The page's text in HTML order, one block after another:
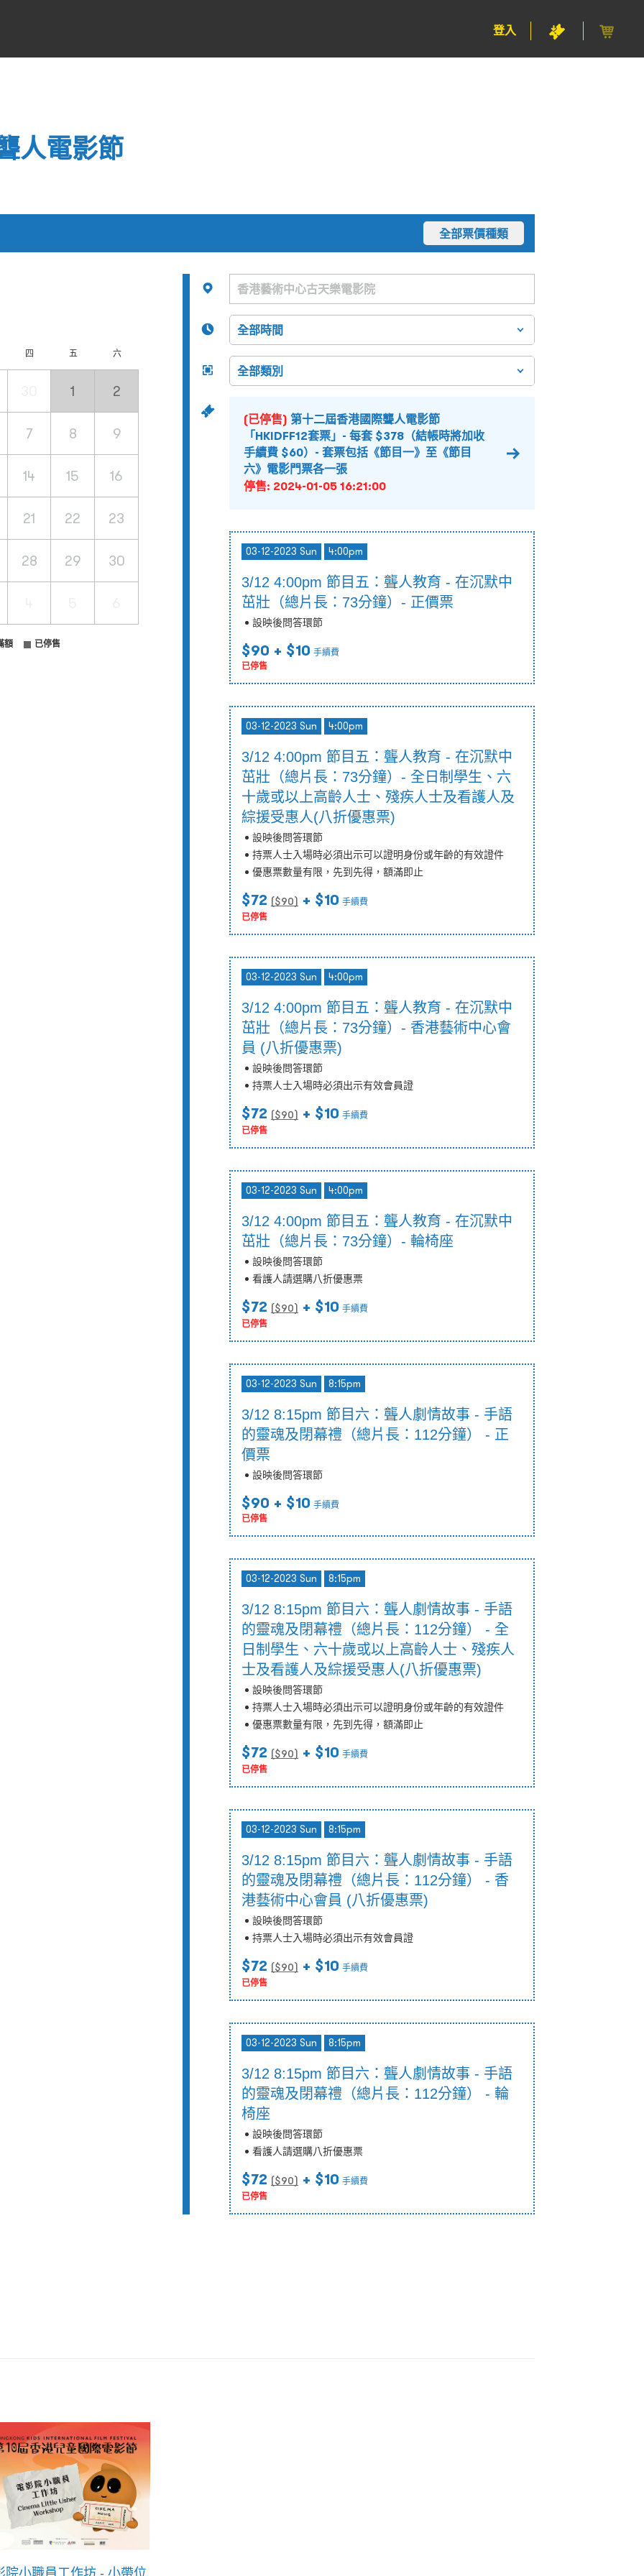
登入
人電影節
全部票價種類
四 五 六
1 2
7 8 9
14 15 16
21 22 23
28 29 30
額 已停售
(已停售) 第十二屆香港國際聾人電影節
「HKIDFF12套票」- 每套 $378（結帳時將加收
手續費 $60）- 套票包括《節目一》至《節目
六》電影門票各一張
停售: 2024-01-05 16:21:00
03-12-2023 Sun 4:00pm
3/12 4:00pm 節目五：聾人教育 - 在沉默中
茁壯（總片長：73分鐘）- 正價票
設映後問答環節
$90 + $10 手續費
已停售
03-12-2023 Sun 4:00pm
3/12 4:00pm 節目五：聾人教育 - 在沉默中
茁壯（總片長：73分鐘）- 全日制學生、六
十歲或以上高齡人士、殘疾人士及看護人及
綜援受惠人(八折優惠票)
設映後問答環節
持票人士入場時必須出示可以證明身份或年齡的有效證件
優惠票數量有限，先到先得，額滿即止
$72 ($90) + $10 手續費
已停售
03-12-2023 Sun 4:00pm
3/12 4:00pm 節目五：聾人教育 - 在沉默中
茁壯（總片長：73分鐘）- 香港藝術中心會
員 (八折優惠票)
設映後問答環節
持票人士入場時必須出示有效會員證
$72 ($90) + $10 手續費
已停售
03-12-2023 Sun 4:00pm
3/12 4:00pm 節目五：聾人教育 - 在沉默中
茁壯（總片長：73分鐘）- 輪椅座
設映後問答環節
看護人請選購八折優惠票
$72 ($90) + $10 手續費
已停售
03-12-2023 Sun 8:15pm
3/12 8:15pm 節目六：聾人劇情故事 - 手語
的靈魂及閉幕禮（總片長：112分鐘） - 正
價票
設映後問答環節
$90 + $10 手續費
已停售
03-12-2023 Sun 8:15pm
3/12 8:15pm 節目六：聾人劇情故事 - 手語
的靈魂及閉幕禮（總片長：112分鐘） - 全
日制學生、六十歲或以上高齡人士、殘疾人
士及看護人及綜援受惠人(八折優惠票)
設映後問答環節
持票人士入場時必須出示可以證明身份或年齡的有效證件
優惠票數量有限，先到先得，額滿即止
$72 ($90) + $10 手續費
已停售
03-12-2023 Sun 8:15pm
3/12 8:15pm 節目六：聾人劇情故事 - 手語
的靈魂及閉幕禮（總片長：112分鐘） - 香
港藝術中心會員 (八折優惠票)
設映後問答環節
持票人士入場時必須出示有效會員證
$72 ($90) + $10 手續費
已停售
03-12-2023 Sun 8:15pm
3/12 8:15pm 節目六：聾人劇情故事 - 手語
的靈魂及閉幕禮（總片長：112分鐘） - 輪
椅座
設映後問答環節
看護人請選購八折優惠票
$72 ($90) + $10 手續費
已停售